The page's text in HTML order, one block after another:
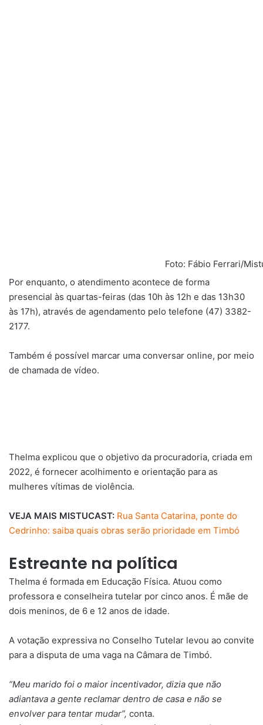
Foto: Fábio Ferrari/
Por enquanto, o atendimento acontece de forma
presencial às quartas-feiras (das 10h às 12h e das 13h30
às 17h), através de agendamento pelo telefone (47) 3382-
2177.
Também é possível marcar uma conversar online, por meio
de chamada de vídeo.
Thelma explicou que o objetivo da procuradoria, criada em
2022, é fornecer acolhimento e orientação para as
mulheres vítimas de violência.
VEJA MAIS MISTUCAST: Rua Santa Catarina, ponte do
Cedrinho: saiba quais obras serão prioridade em Timbó
Estreante na política
Thelma é formada em Educação Física. Atuou como
professora e conselheira tutelar por cinco anos. É mãe de
dois meninos, de 6 e 12 anos de idade.
A votação expressiva no Conselho Tutelar levou ao convite
para a disputa de uma vaga na Câmara de Timbó.
“Meu marido foi o maior incentivador, dizia que não
adiantava a gente reclamar dentro de casa e não se
envolver para tentar mudar”, conta.